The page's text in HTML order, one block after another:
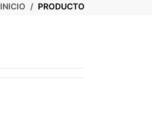
INICIO PRODUCTO